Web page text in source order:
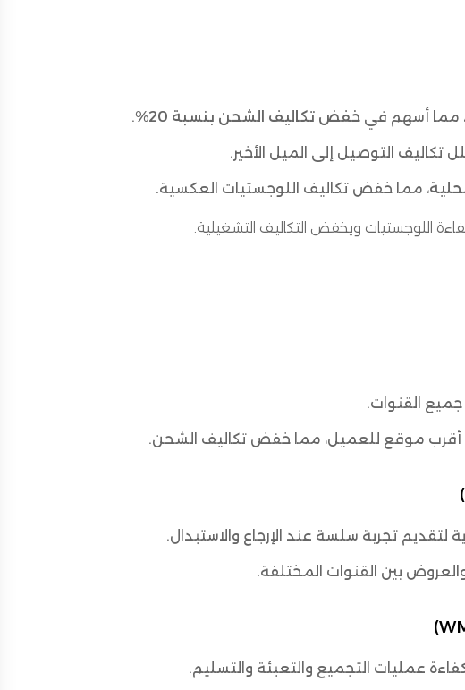
مما أسهم فيخفض تكاليف الشحن بنسبة 20% .
تكاليف التوصيل إلى الميل الأخير.
، مما خفض تكاليف اللوجستيات العكسية.
اللوجستيات ويخفض التكاليف التشغيلية.
القنوات.
أقرب موقع للعميل، مما خفض تكاليف الشحن.
لتقديم تجربة سلسة عند الإرجاع والاستبدال.
بين القنوات المختلفة.
عمليات التجميع والتعبئة والتسليم.